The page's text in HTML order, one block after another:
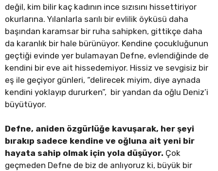
değil, kim bilir kaç kadının ince sızısını hissettiriyor
okurlarına. Yılanlarla sarılı bir evlilik öyküsü daha
başından karamsar bir ruha sahipken, gittikçe daha
da karanlık bir hale bürünüyor. Kendine çocukluğunun
geçtiği evinde yer bulamayan Defne, evlendiğinde de
kendini bir eve ait hissedemiyor. Hissiz ve sevgisiz bir
eş ile geçiyor günleri, “delirecek miyim, diye aynada
kendini yoklayıp dururken”, bir yandan da oğlu Deniz’i
büyütüyor.
Defne, aniden özgürlüğe kavuşarak, her şeyi
bırakıp sadece kendine ve oğluna ait yeni bir
hayata sahip olmak için yola düşüyor. Çok
geçmeden Defne de biz de anlıyoruz ki, büyük bir